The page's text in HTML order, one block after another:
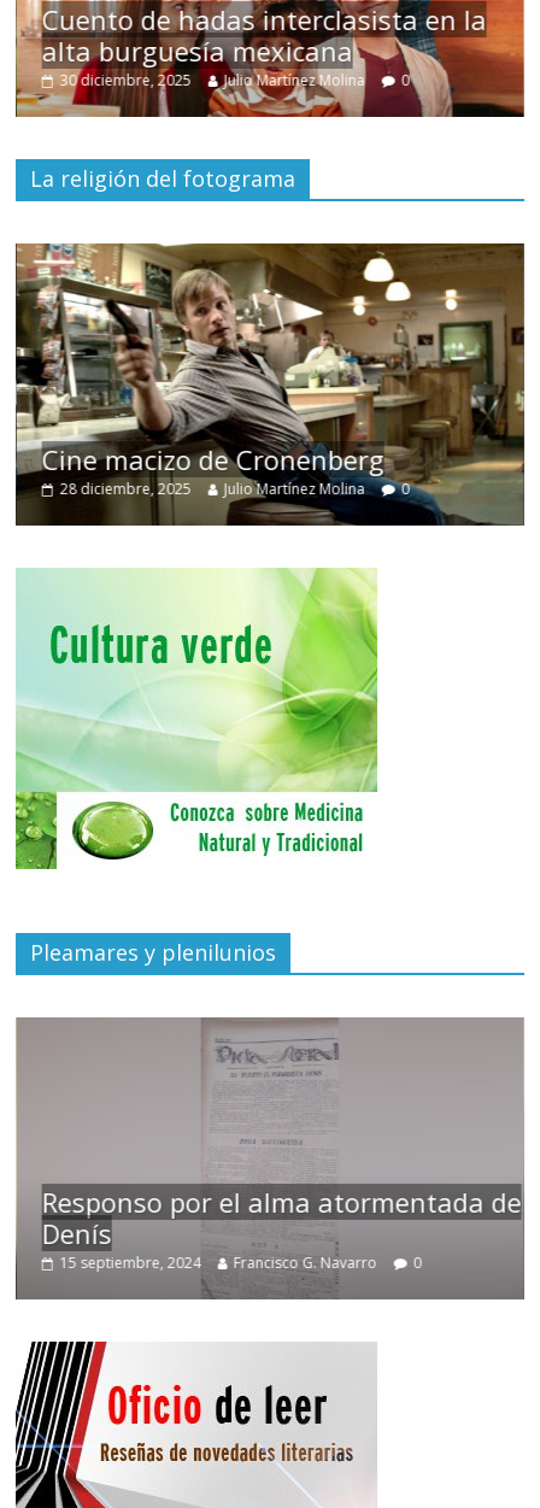
Cuento de hadas interclasista en la
alta burguesía mexicana
30 diciembre, 2025 Julio Martínez Molina 0
La religión del fotograma
Cine macizo de Cronenberg
28 diciembre, 2025 Julio Martínez Molina 0
Pleamares y plenilunios
Responso por el alma atormentada de
Denís
15 septiembre, 2024 Francisco G. Navarro 0